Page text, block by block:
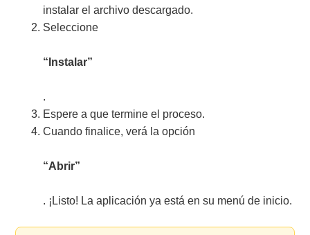
instalar el archivo descargado.
Seleccione
“Instalar”
.
Espere a que termine el proceso.
Cuando finalice, verá la opción
“Abrir”
. ¡Listo! La aplicación ya está en su menú de inicio.